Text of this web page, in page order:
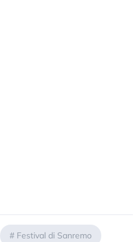
# Festival di Sanremo